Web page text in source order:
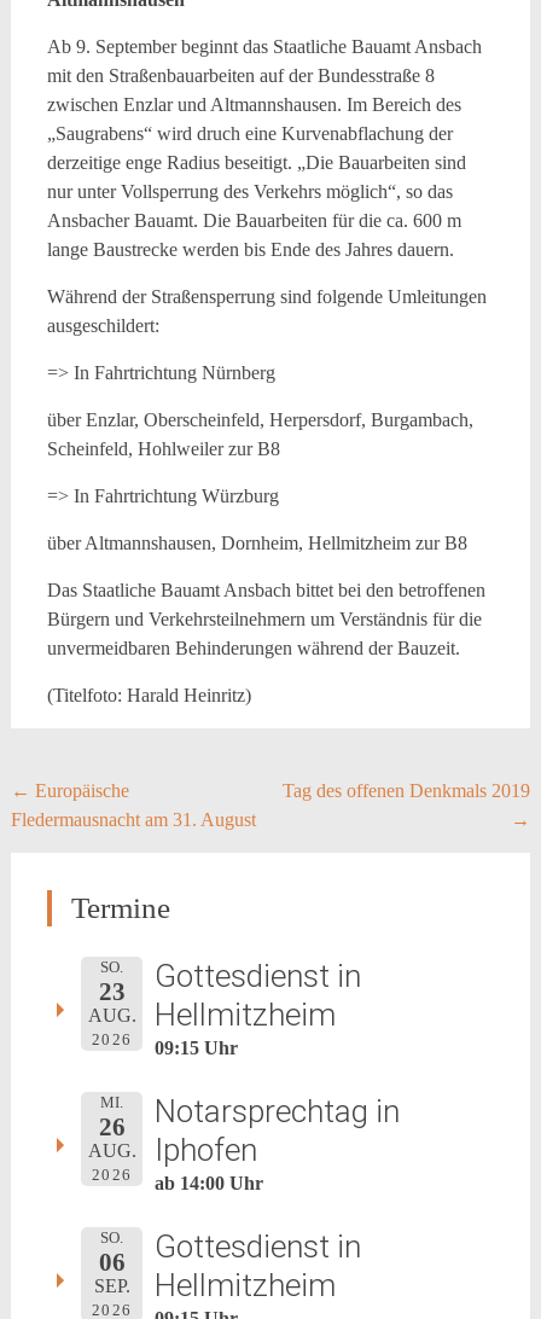
Ab 9. September beginnt das Staatliche Bauamt Ansbach
mit den Straßenbauarbeiten auf der Bundesstraße 8
zwischen Enzlar und Altmannshausen. Im Bereich des
„Saugrabens“ wird druch eine Kurvenabflachung der
derzeitige enge Radius beseitigt. „Die Bauarbeiten sind
nur unter Vollsperrung des Verkehrs möglich“, so das
Ansbacher Bauamt. Die Bauarbeiten für die ca. 600 m
lange Baustrecke werden bis Ende des Jahres dauern.
Während der Straßensperrung sind folgende Umleitungen
ausgeschildert:
=> In Fahrtrichtung Nürnberg
über Enzlar, Oberscheinfeld, Herpersdorf, Burgambach,
Scheinfeld, Hohlweiler zur B8
=> In Fahrtrichtung Würzburg
über Altmannshausen, Dornheim, Hellmitzheim zur B8
Das Staatliche Bauamt Ansbach bittet bei den betroffenen
Bürgern und Verkehrsteilnehmern um Verständnis für die
unvermeidbaren Behinderungen während der Bauzeit.
(Titelfoto: Harald Heinritz)
Post
navigation
← Europäische
Fledermausnacht am 31. August
Tag des offenen Denkmals 2019
→
Termine
SO.
23
AUG.
2026
Gottesdienst in
Hellmitzheim
09:15 Uhr
MI.
26
AUG.
2026
Notarsprechtag in
Iphofen
ab 14:00 Uhr
SO.
06
SEP.
2026
Gottesdienst in
Hellmitzheim